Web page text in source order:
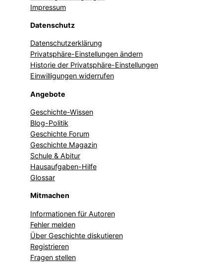
Impressum
Datenschutz
Datenschutzerklärung
Privatsphäre-Einstellungen ändern
Historie der Privatsphäre-Einstellungen
Einwilligungen widerrufen
Angebote
Geschichte-Wissen
Blog-Politik
Geschichte Forum
Geschichte Magazin
Schule & Abitur
Hausaufgaben-Hilfe
Glossar
Mitmachen
Informationen für Autoren
Fehler melden
Über Geschichte diskutieren
Registrieren
Fragen stellen